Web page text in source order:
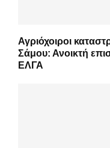
Αγριόχοιροι
Σάμου: Ανοικτή
ΕΛΓΑ